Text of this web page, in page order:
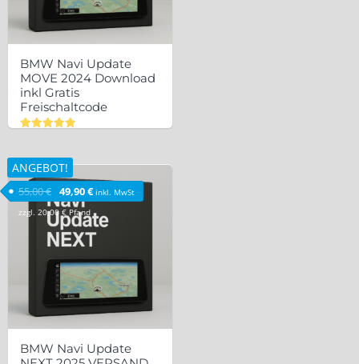
BMW Navi Update
MOVE 2024 Download
inkl Gratis
Freischaltcode
5.00
von 5
ANGEBOT!
BMW Navi Update
55,00€ Ursprünglicher Preis war: 55,00 €
49,90€Aktueller Preis ist: 49,90 €.
inkl. MwSt
zzgl. 20,00 € Pfand